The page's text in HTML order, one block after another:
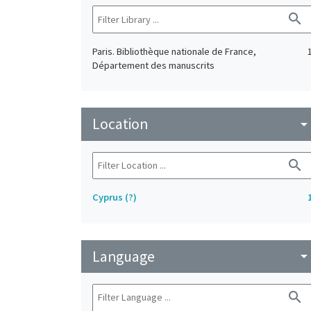
search
Paris. Bibliothèque nationale de France,
Département des manuscrits
1
Location arrow_drop_down
search
Cyprus (?)
Language arrow_drop_down
search